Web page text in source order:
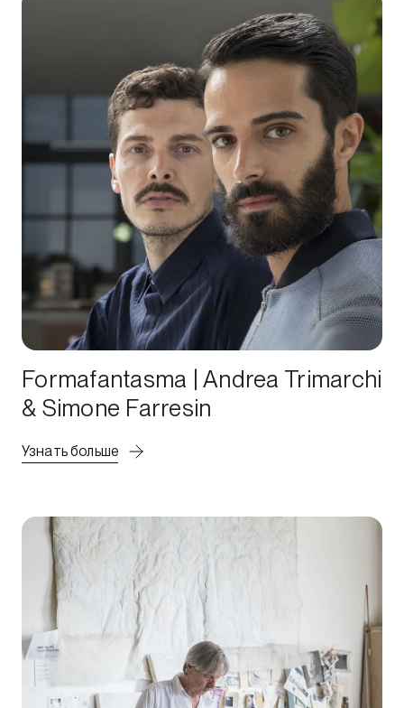
Formafantasma | Andrea Trimarchi
& Simone Farresin
Узнать больше